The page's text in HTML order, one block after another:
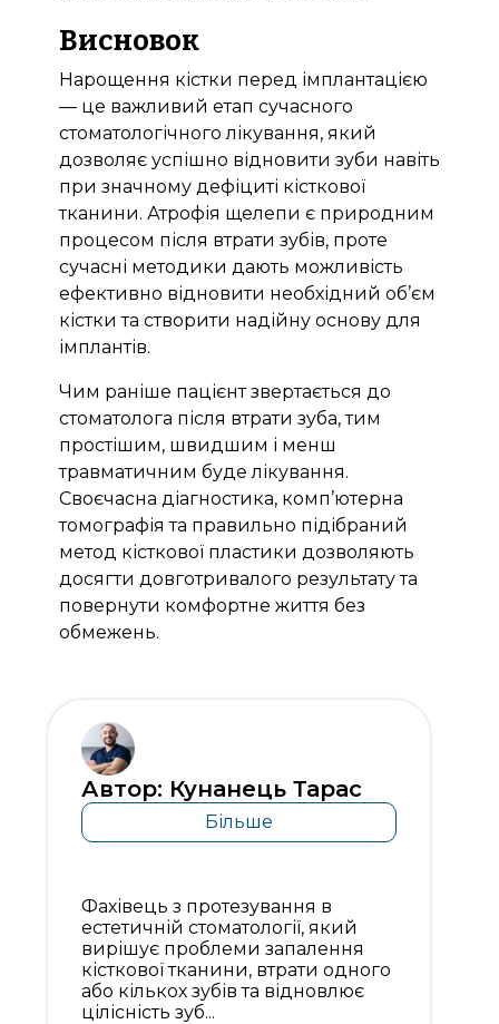
Висновок
Нарощення кістки перед імплантацією
— це важливий етап сучасного
стоматологічного лікування, який
дозволяє успішно відновити зуби навіть
при значному дефіциті кісткової
тканини. Атрофія щелепи є природним
процесом після втрати зубів, проте
сучасні методики дають можливість
ефективно відновити необхідний об’єм
кістки та створити надійну основу для
імплантів.
Чим раніше пацієнт звертається до
стоматолога після втрати зуба, тим
простішим, швидшим і менш
травматичним буде лікування.
Своєчасна діагностика, комп’ютерна
томографія та правильно підібраний
метод кісткової пластики дозволяють
досягти довготривалого результату та
повернути комфортне життя без
обмежень.
Автор: Кунанець Тарас
Більше
Фахівець з протезування в
естетичній стоматології, який
вирішує проблеми запалення
кісткової тканини, втрати одного
або кількох зубів та відновлює
цілісність зуб...